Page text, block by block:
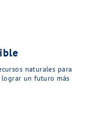
naturales para
un futuro más